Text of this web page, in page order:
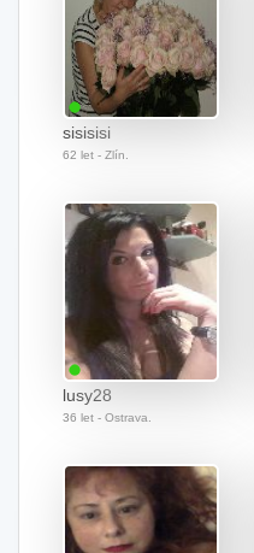
sisisisi
62 let - Zlín.
lusy28
36 let - Ostrava.